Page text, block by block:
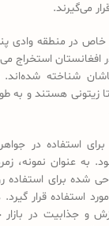
می‌گیرند.
خاص در منطقه وادی
افغانستان استخراج
شناخته شده‌اند.
زیتونی هستند و به
برای استفاده در
به عنوان نمونه،
برای استفاده
استفاده قرار
و جذابیت در